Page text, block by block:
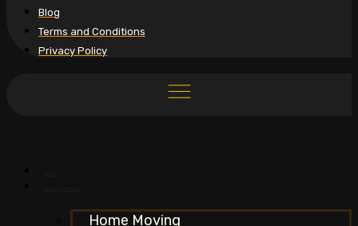
Blog
Terms and Conditions
Privacy Policy
Home Moving